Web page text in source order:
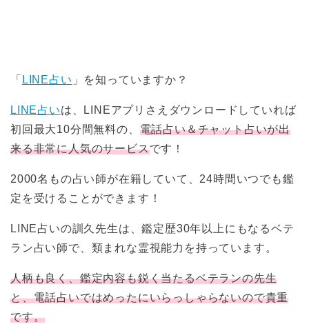
「 LINE占い 」を知っていますか？
LINE占いは、LINEアプリさえダウンロードしていれば
初回最大10分間無料の、 電話占い＆チャット占いが出
来る非常に人気のサービスです！
2000名もの占い師が在籍していて、24時間いつでも鑑
定を受けることができます！
LINE占いの訓久先生は、鑑定歴30年以上にもなるベテ
ラン占い師で、類まれな霊視能力を持っています。
人柄も良く、鑑定内容も鋭く当たるベテランの先生
と、電話占いではめったにいらっしゃらないので貴重
です。